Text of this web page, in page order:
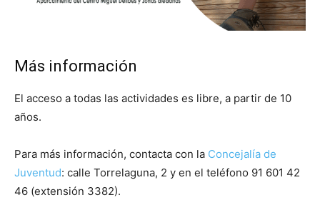
Más información
El acceso a todas las actividades es libre, a partir de 10
años.
Para más información, contacta con la Concejalía de
Juventud: calle Torrelaguna, 2 y en el teléfono 91 601 42
46 (extensión 3382).